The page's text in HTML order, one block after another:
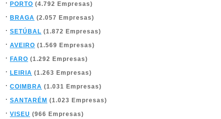
PORTO (4.792 Empresas)
BRAGA (2.057 Empresas)
SETÚBAL (1.872 Empresas)
AVEIRO (1.569 Empresas)
FARO (1.292 Empresas)
LEIRIA (1.263 Empresas)
COIMBRA (1.031 Empresas)
SANTARÉM (1.023 Empresas)
VISEU (966 Empresas)